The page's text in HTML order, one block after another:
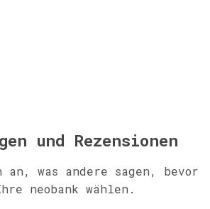
und Rezensionen
an, was andere sagen, bevor
neobank wählen.